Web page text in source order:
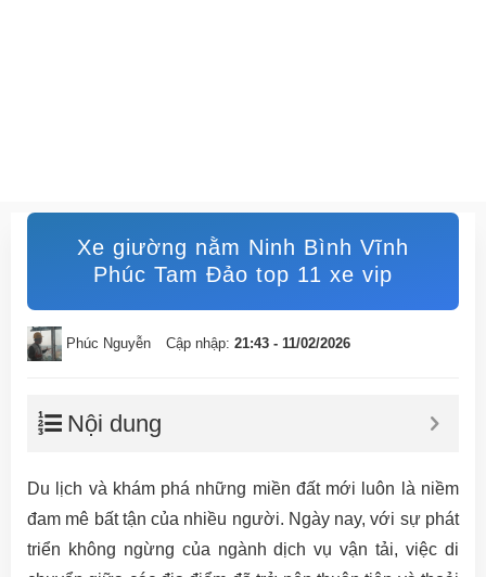
Xe giường nằm Ninh Bình Vĩnh
Phúc Tam Đảo top 11 xe vip
Phúc Nguyễn Cập nhập: 21:43 - 11/02/2026
Nội dung
Du lịch và khám phá những miền đất mới luôn là niềm
đam mê bất tận của nhiều người. Ngày nay, với sự phát
triển không ngừng của ngành dịch vụ vận tải, việc di